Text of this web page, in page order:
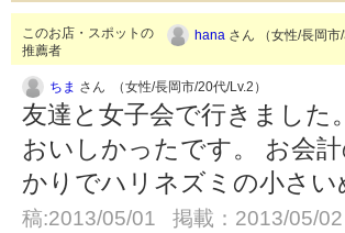
このお店・スポットの
推薦者
hana さん （女性/長岡市
ちま さん （女性/長岡市/20代/Lv.2）
友達と女子会で行きまし
おいしかったです。 お会
かりでハリネズミの小さ
稿:2013/05/01 掲載：2013/05/02